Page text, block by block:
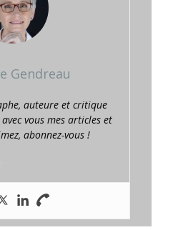
Gendreau
auteure et critique
vous mes articles et
abonnez-vous !